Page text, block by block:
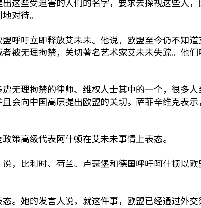
对待。
呼吁立即释放艾未未。他说，欧盟至今仍不知
被无理拘禁，关切著名艺术家艾未未失踪。他
无理拘禁的律师、维权人士其中的一个，很多
会向中国高层提出欧盟的关切。萨菲辛维克表
策高级代表阿什顿在艾未未事情上表态。
，比利时、荷兰、卢瑟堡和德国呼吁阿什顿以
。她的发言人说，就这件事，欧盟已经通过外交